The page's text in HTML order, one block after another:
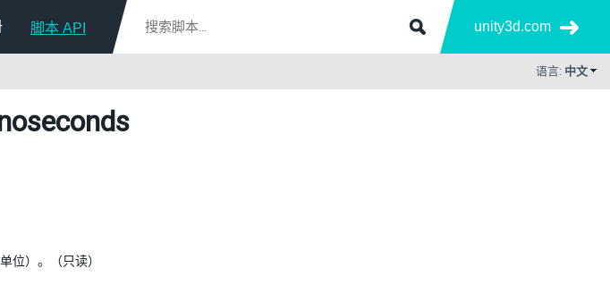
脚本 API unity3d.com
语言: 中文
位）。（只读）